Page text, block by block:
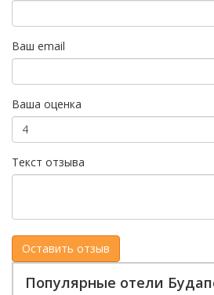
Ваш email
Ваша оценка
Текст отзыва
Популярные отели